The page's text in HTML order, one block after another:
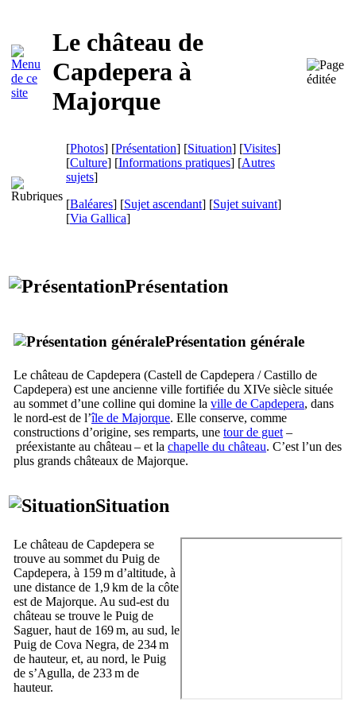
Le château de
Capdepera à
Majorque
[Photos] [Présentation] [Situation] [Visites]
[Culture] [Informations pratiques] [Autres
sujets]
[Baléares] [Sujet ascendant] [Sujet suivant]
[Via Gallica]
Présentation
Présentation générale
Le château de Capdepera (Castell de Capdepera /Castillo de
Capdepera) est une ancienne ville fortifiée du XIVe siècle située
au sommet d’une colline qui domine la ville de Capdepera, dans
le nord-est de l’île de Majorque. Elle conserve, comme
constructions d’origine, ses remparts, une tour de guet –
préexistante au château – et la chapelle du château. C’est l’un des
plus grands châteaux de Majorque.
Situation
Le château de Capdepera se
trouve au sommet du Puig de
Capdepera, à 159 m d’altitude, à
une distance de 1,9 km de la côte
est de Majorque. Au sud-est du
château se trouve le Puig de
Saguer, haut de 169 m, au sud, le
Puig de Cova Negra, de 234 m
de hauteur, et, au nord, le Puig
de s’Agulla, de 233 m de
hauteur.